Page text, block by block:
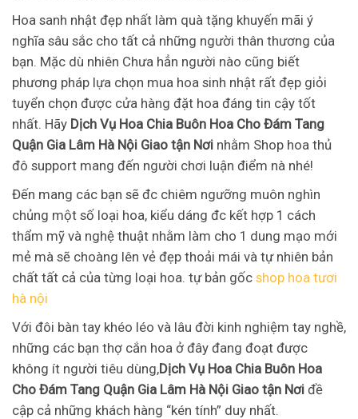
Hoa sanh nhật đẹp nhất làm quà tặng khuyến mãi ý
nghĩa sâu sắc cho tất cả những người thân thương của
bạn. Mặc dù nhiên Chưa hẳn người nào cũng biết
phương pháp lựa chọn mua hoa sinh nhật rất đẹp giỏi
tuyển chọn được cửa hàng đặt hoa đáng tin cậy tốt
nhất. Hãy Dịch Vụ Hoa Chia Buôn Hoa Cho Đám Tang
Quận Gia Lâm Hà Nội Giao tận Nơi nhằm Shop hoa thủ
đô support mang đến người chơi luận điểm nà nhé!
Đến mang các bạn sẽ đc chiêm ngưỡng muôn nghìn
chủng một số loại hoa, kiểu dáng đc kết hợp 1 cách
thẩm mỹ và nghệ thuật nhằm làm cho 1 dung mạo mới
mẻ mà sẽ choàng lên vẻ đẹp thoải mái và tự nhiên bản
chất tất cả của từng loại hoa. tự bản gốc shop hoa tươi
hà nội
Với đôi bàn tay khéo léo và lâu đời kinh nghiệm tay nghề,
những các bạn thợ cắn hoa ở đây đang đoạt được
không ít người tiêu dùng,Dịch Vụ Hoa Chia Buôn Hoa
Cho Đám Tang Quận Gia Lâm Hà Nội Giao tận Nơi đề
cập cả những khách hàng “kén tính” duy nhất.